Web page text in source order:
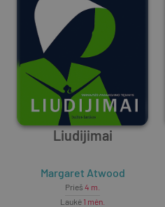
Liudijimai
Margaret Atwood
Prieš 4 m.
Laukė 1 mėn.